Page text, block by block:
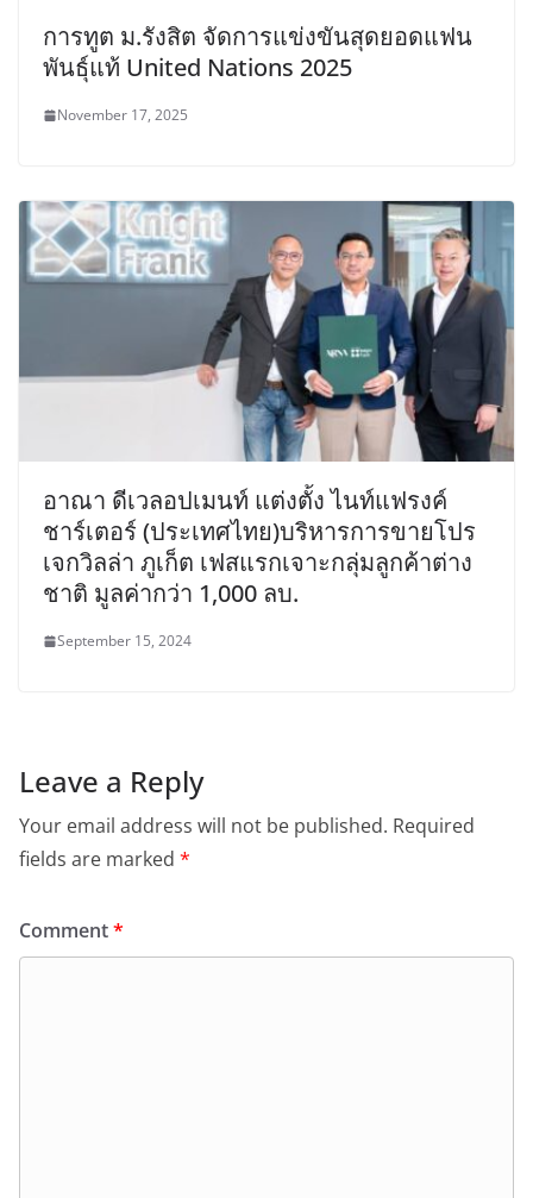
การทูต ม.รังสิต จัดการแข่งขันสุดยอดแฟน
พันธุ์แท้ United Nations 2025
November 17, 2025
อาณา ดีเวลอปเมนท์ แต่งตั้ง ไนท์แฟรงค์
ชาร์เตอร์ (ประเทศไทย)บริหารการขายโปร
เจกวิลล่า ภูเก็ต เฟสแรกเจาะกลุ่มลูกค้าต่าง
ชาติ มูลค่ากว่า 1,000 ลบ.
September 15, 2024
Leave a Reply
Your email address will not be published. Required
fields are marked *
Comment*